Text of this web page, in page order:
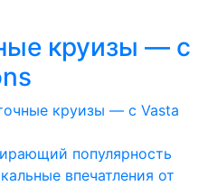
круизы — с
популярность
впечатления от